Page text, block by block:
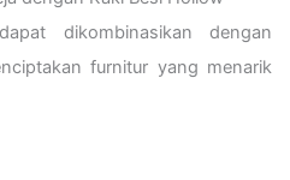
dikombinasikan dengan
furnitur yang menarik